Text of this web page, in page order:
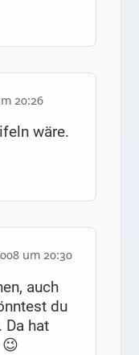
20:26
wäre.
um 20:30
auch
du
hat